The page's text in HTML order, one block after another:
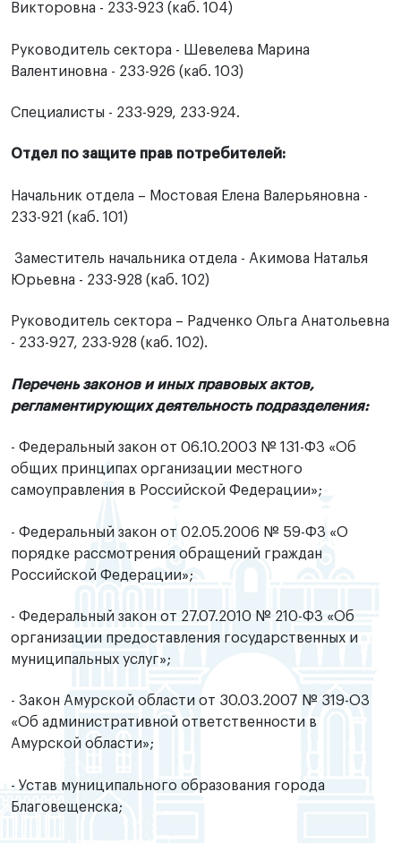
Викторовна - 233-923 (каб. 104)
Руководитель сектора - Шевелева Марина
Валентиновна - 233-926 (каб. 103)
Специалисты - 233-929, 233-924.
Отдел по защите прав потребителей:
Начальник отдела – Мостовая Елена Валерьяновна -
233-921 (каб. 101)
Заместитель начальника отдела - Акимова Наталья
Юрьевна - 233-928 (каб. 102)
Руководитель сектора – Радченко Ольга Анатольевна
- 233-927, 233-928 (каб. 102).
Перечень законов и иных правовых актов,
регламентирующих деятельность подразделения:
- Федеральный закон от 06.10.2003 № 131-ФЗ «Об
общих принципах организации местного
самоуправления в Российской Федерации»;
- Федеральный закон от 02.05.2006 № 59-ФЗ «О
порядке рассмотрения обращений граждан
Российской Федерации»;
- Федеральный закон от 27.07.2010 № 210-ФЗ «Об
организации предоставления государственных и
муниципальных услуг»;
- Закон Амурской области от 30.03.2007 № 319-ОЗ
«Об административной ответственности в
Амурской области»;
- Устав муниципального образования города
Благовещенска;